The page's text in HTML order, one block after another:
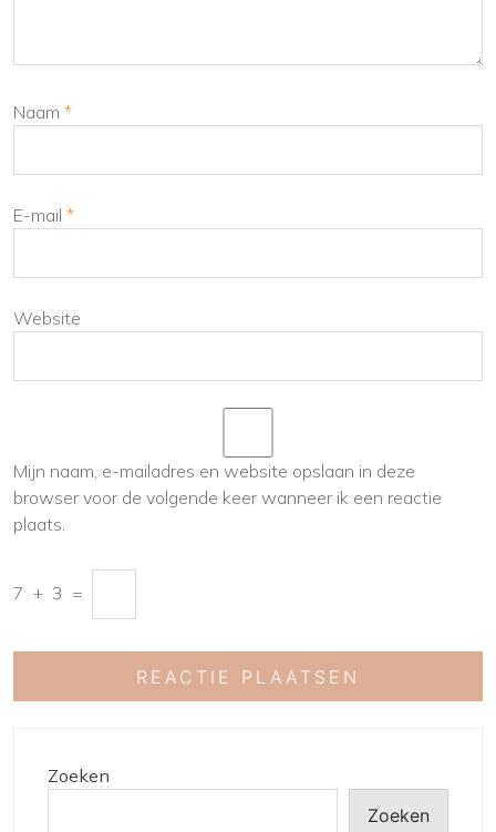
Naam *
E-mail *
Website
Mijn naam, e-mailadres en website opslaan in deze
browser voor de volgende keer wanneer ik een reactie
plaats.
7 + 3 =
Zoeken
Zoeken